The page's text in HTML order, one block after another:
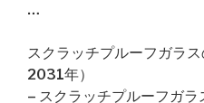
…
スクラッチプルーフガラ
2031年）
– スクラッチプルーフガ